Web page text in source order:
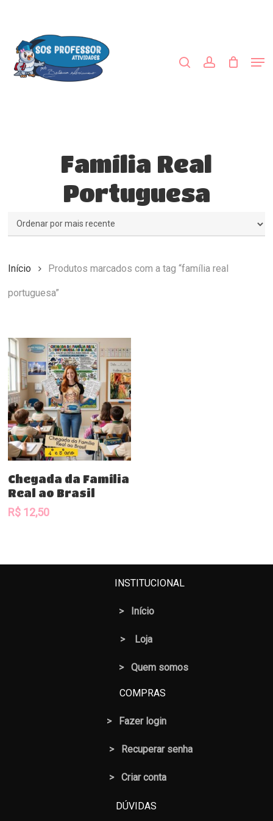
content
Família Real
Portuguesa
Início Produtos marcados com a tag “família real
portuguesa”
Comprar
Chegada da Família
Real ao Brasil
R$ 12,50
INSTITUCIONAL
> Início
> Loja
> Quem somos
COMPRAS
> Fazer login
> Recuperar senha
> Criar conta
DÚVIDAS